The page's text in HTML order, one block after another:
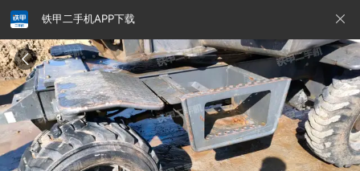
铁甲二手机APP下载
请输入手机号
提
即